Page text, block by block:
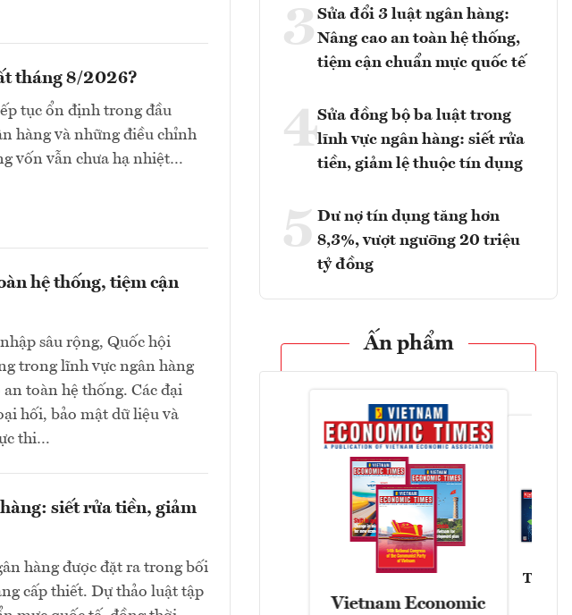
tháng 8/2026?
tục ổn định trong đầu
hàng và những điều chỉnh
vốn vẫn chưa hạ nhiệt…
hệ thống, tiệm cận
sâu rộng, Quốc hội
trong lĩnh vực ngân hàng
toàn hệ thống. Các đại
hối, bảo mật dữ liệu và
thi…
siết rửa tiền, giảm
hàng được đặt ra trong bối
cấp thiết. Dự thảo luật tập
3 Sửa đổi 3 luật ngân hàng:
Nâng cao an toàn hệ thống,
tiệm cận chuẩn mực quốc tế
4Sửa đồng bộ ba luật trong
lĩnh vực ngân hàng: siết rửa
tiền, giảm lệ thuộc tín dụng
5 Dư nợ tín dụng tăng hơn
8,3%, vượt ngưỡng 20 triệu
tỷ đồng
Ấn phẩm
Vietnam Economic
Tạp